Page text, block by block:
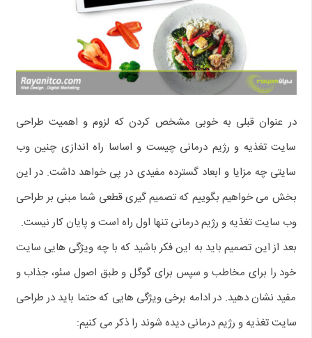
در عنوان قبلی به خوبی مشخص کردن که لزوم و اهمیت طراحی
سایت تغذیه و رژیم درمانی چیست و اساسا راه اندازی چنین وب
سایتی چه مزایا و ابعاد گسترده مفیدی در پی خواهد داشت. در این
بخش می خواهیم بگوییم که تصمیم گیری قطعی شما مبنی بر طراحی
وب سایت تغذیه و رژیم درمانی تنها اول راه است و پایان کار نیست.
بعد از این تصمیم باید به این فکر باشید که با چه ویژگی هایی سایت
خود را برای مخاطب و سپس برای گوگل و طبق اصول سئو، جذاب و
مفید نشان دهید. در ادامه برخی ویژگی هایی که حتما باید در طراحی
سایت تغذیه و رژیم درمانی دیده شوند را ذکر می کنیم: